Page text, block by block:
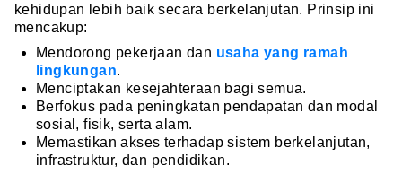
kehidupan lebih baik secara berkelanjutan. Prinsip ini
mencakup:
Mendorong pekerjaan dan usaha yang ramah
lingkungan.
Menciptakan kesejahteraan bagi semua.
Berfokus pada peningkatan pendapatan dan modal
sosial, fisik, serta alam.
Memastikan akses terhadap sistem berkelanjutan,
infrastruktur, dan pendidikan.